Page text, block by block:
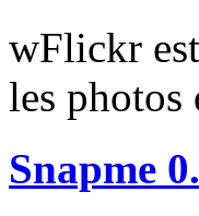
wFlickr
les
Snapme